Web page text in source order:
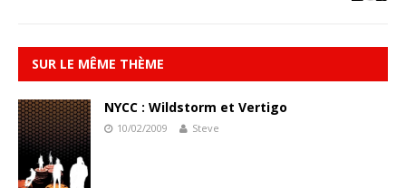
SUR LE MÊME THÈME
NYCC : Wildstorm et Vertigo
10/02/2009 Steve